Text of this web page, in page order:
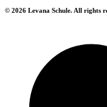
© 2026 Levana Schule. All rights